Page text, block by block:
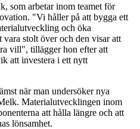
som arbetar inom teamet för
"Vi håller på att bygga ett
och öka
vara stolt över och den visar att
vill", tillägger hon efter att
att investera i ett nytt
när man undersöker nya
Materialutvecklingen inom
att hålla längre och att
lönsamhet.